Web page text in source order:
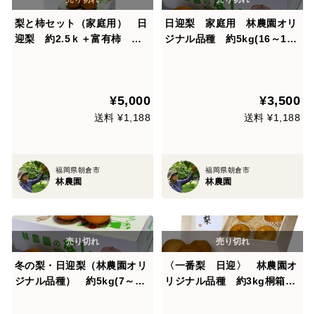
梨と柿セット（家庭用） 日
迎梨 約2.5ｋ＋富有柿 約3
¥5,000
送料 ¥1,188
福岡県朝倉市
林農園
日迎梨 家庭用 林農園オリ
ジナル品種 約5kg(16～18
¥3,500
送料 ¥1,188
福岡県朝倉市
林農園
冬の梨・日迎梨（林農園オリ
ジナル品種） 約5kg(7～14
〈一番梨 日迎〉 林農園オ
リジナル品種 約3kg桐箱入